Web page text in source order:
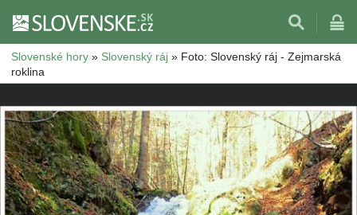
Slovenské hory » Slovenský ráj » Foto: Slovenský ráj - Zejmarská
roklina